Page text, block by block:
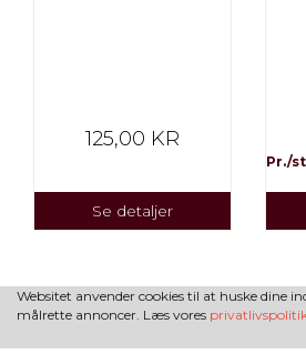
125,00 KR
Se detaljer
Pr./
Websitet anvender cookies til at huske dine
målrette annoncer. Læs vores